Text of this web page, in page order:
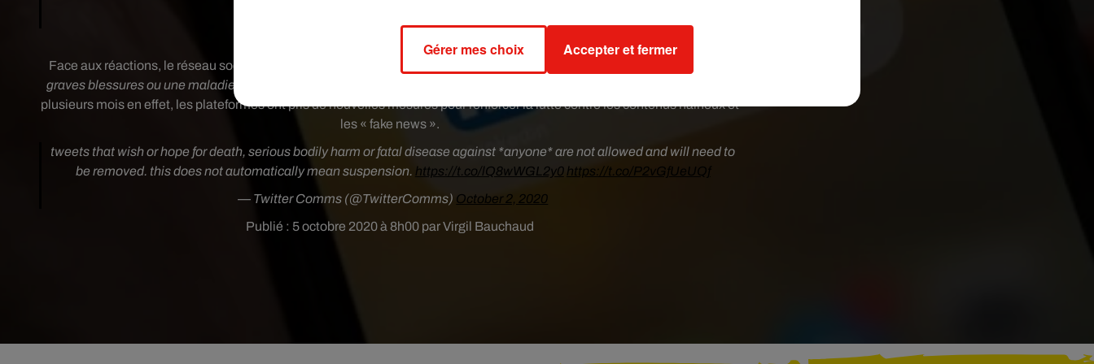
Publié : 5 octobre 2020 à 8h00 par Virgil Bauchaud
Face aux réactions, le réseau social a décidé de réagir, rappelant que
graves blessures ou une maladie mortelle contre n’importe qui ne sont pas autorisés et devront être supprimés ».
plusieurs mois en effet, les plateformes ont pris de nouvelles mesures pour renforcer la lutte contre les contenus haineux et
les « fake news ».
tweets that wish or hope for death, serious bodily harm or fatal disease against *anyone* are not allowed and will need to
be removed. this does not automatically mean suspension. https://t.co/lQ8wWGL2y0 https://t.co/P2vGfUeUQf
— Twitter Comms (@TwitterComms) October 2, 2020
Gérer mes choix Accepter et fermer